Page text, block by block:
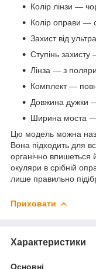
Колір лінзи —
Колір оправи —
Захист від
Ступінь
Лінза — з
Комплект —
Довжина дужки
Ширина моста
Цю модель можна
Вона підходить для
органічно впишеться
окуляри в срібній
лише правильно
Приховати
Характеристики
Основні